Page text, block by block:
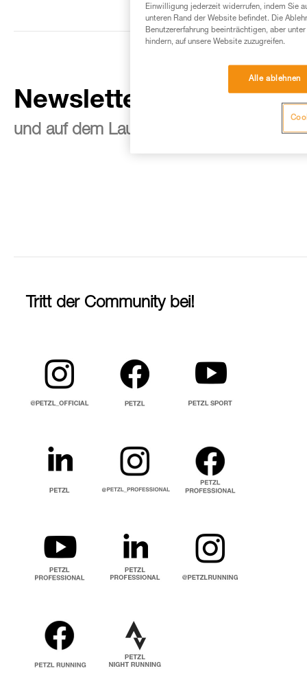
Newsletter abonnieren
und auf dem Laufenden bleiben
Tritt der Community bei!
Einwilligung jederzeit widerrufen, indem Sie
unteren Rand der Website befindet. Die
Benutzererfahrung beeinträchtigen, aber
hindern, auf unsere Website zuzugreifen.
Alle ablehnen